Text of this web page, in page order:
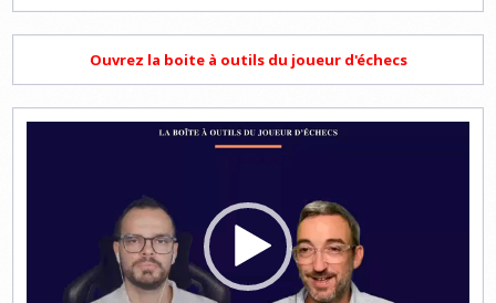
Ouvrez la boite à outils du joueur d'échecs